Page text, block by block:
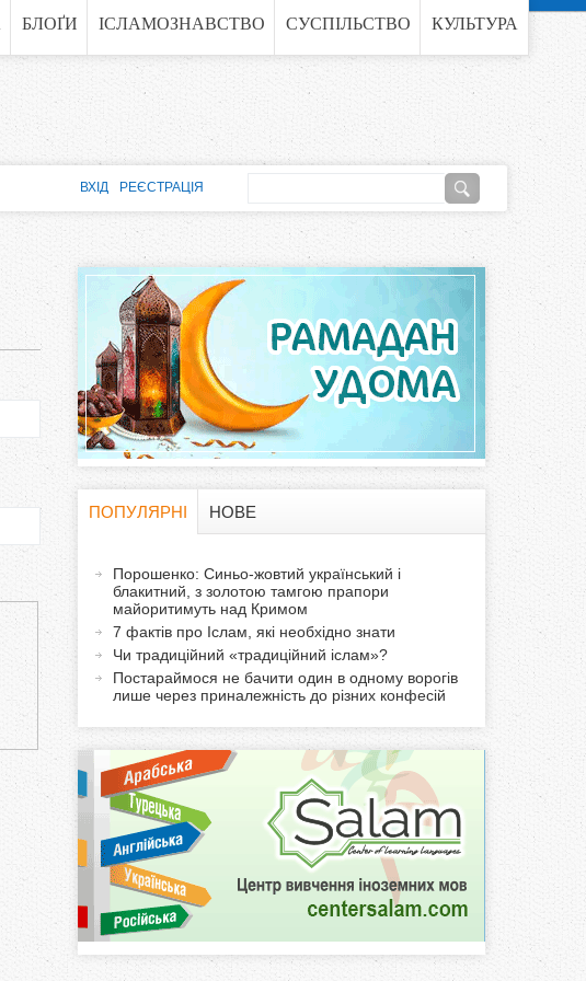
БЛОҐИ ІСЛАМОЗНАВСТВО СУСПІЛЬСТВО КУЛЬТУРА
П
о
к
о
в
а
ф
о
р
м
о
ВХІД РЕЄСТРАЦІЯ
o
a
l
ПОПУЛЯРНІ
в
а
НОВЕ
Порошенко: Синьо-жовтий український і
блакитний, з золотою тамгою прапори
майоритимуть над Кримом
7 фактів про Іслам, які необхідно знати
Чи традиційний «традиційний іслам»?
Постараймося не бачити один в одному ворогів
лише через приналежність до різних конфесій